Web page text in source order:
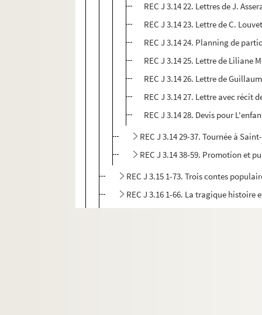
REC J 3.14 22. Lettres de J.
REC J 3.14 23. Lettre de C.
REC J 3.14 24. Planning de
REC J 3.14 25. Lettre de Liliane
REC J 3.14 26. Lettre de
REC J 3.14 27. Lettre avec
REC J 3.14 28. Devis pour
REC J 3.14 29-37. Tournée à
REC J 3.14 38-59. Promotion et
REC J 3.15 1-73. Trois contes
REC J 3.16 1-66. La tragique